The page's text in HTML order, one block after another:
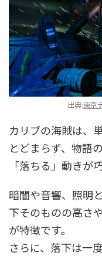
出典:東京
カリブの海賊は、
とどまらず、物語
「落ちる」動きが
暗闇や音響、照明
下そのものの高さ
が特徴です。
さらに、落下は一